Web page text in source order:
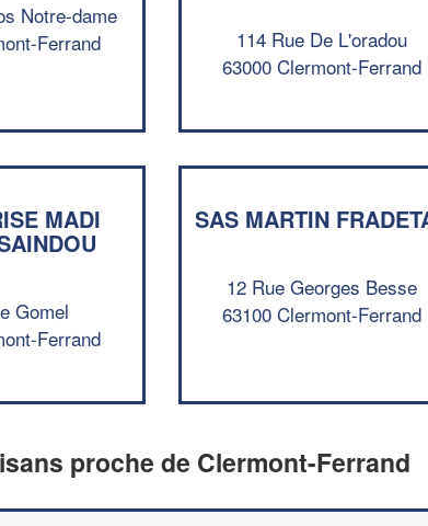
Notre-dame
Ferrand
114 Rue De L'oradou
63000 Clermont-Ferrand
MADI
Gomel
Ferrand
SAS MARTIN
12 Rue Georges Besse
63100 Clermont-Ferrand
proche de Clermont-Ferrand